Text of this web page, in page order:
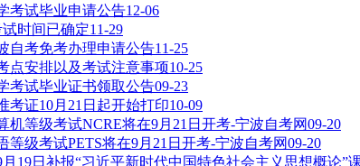
考试毕业申请公告12-06
时间已确定11-29
自考免考办理申请公告11-25
点安排以及考试注意事项10-25
考试毕业证书领取公告09-23
考证10月21日起开始打印10-09
机等级考试NCRE将在9月21日开考-宁波自考网09-20
等级考试PETS将在9月21日开考-宁波自考网09-20
月19日补报“习近平新时代中国特色社会主义思想概论”